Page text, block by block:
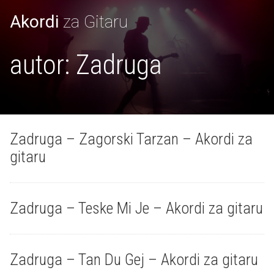
Akordi za Gitaru
autor:Zadruga
Zadruga – Zagorski Tarzan – Akordi za
gitaru
Zadruga – Teske Mi Je – Akordi za gitaru
Zadruga – Tan Du Gej – Akordi za gitaru